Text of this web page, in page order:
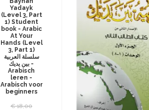
Yadayk
(Level 3, Part
1) Student
book - Arabic
At Your
Hands (Level
3, Part 1)
سلسلة العربية
بين يديك -
Arabisch
leren -
Arabisch voor
beginners
€18,00